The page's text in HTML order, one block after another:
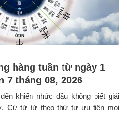
hàng tuần từ ngày 1
7 tháng 08, 2026
khiến nhức đầu không biết giải
Cứ từ từ theo thứ tự ưu tiên mọi